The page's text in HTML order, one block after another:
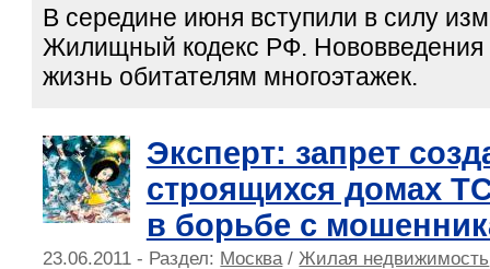
В середине июня вступили в силу
Жилищный кодекс РФ. Нововведения
жизнь обитателям многоэтажек.
Эксперт: запрет
строящихся домах
в борьбе с
23.06.2011 - Раздел: Москва / Жилая недвижимость